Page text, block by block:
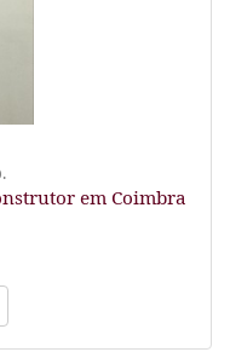
em Coimbra